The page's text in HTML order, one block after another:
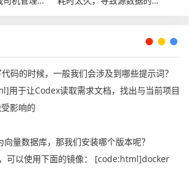
码的时候，一般我们会涉及到哪些提示词？
用于让Codex读取需求文档，找出与当前项目
影响的
量数据库，那我们安装哪个版本呢？
可以使用下面的镜像： [code:html]docker